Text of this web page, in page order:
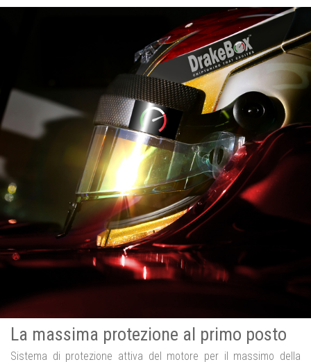
La massima protezione al primo posto
Sistema di protezione attiva del motore per il massimo della